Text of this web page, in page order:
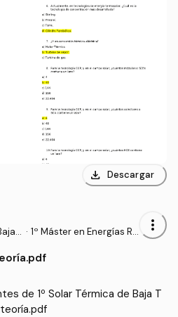
download Descargar
T · 1º Máster en Energías Re
ergética (UCA)
more_vert
de 1º Solar Térmica de Baja T